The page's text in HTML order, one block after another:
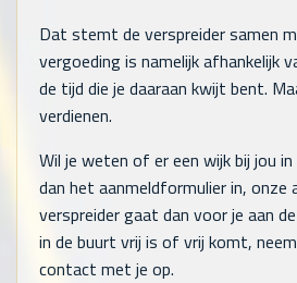
Dat stemt de verspreider samen
vergoeding is namelijk afhankelijk
de tijd die je daaraan kwijt bent.
verdienen.
Wil je weten of er een wijk bij jou
dan het aanmeldformulier in, onze
verspreider gaat dan voor je aan
in de buurt vrij is of vrij komt,
contact met je op.